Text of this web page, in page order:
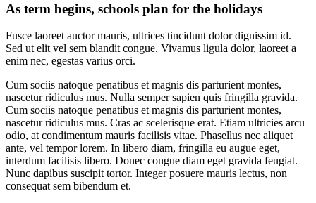
As term begins, schools plan for the holidays
Fusce laoreet auctor mauris, ultrices tincidunt dolor dignissim id.
Sed ut elit vel sem blandit congue. Vivamus ligula dolor, laoreet a
enim nec, egestas varius orci.
Cum sociis natoque penatibus et magnis dis parturient montes,
nascetur ridiculus mus. Nulla semper sapien quis fringilla gravida.
Cum sociis natoque penatibus et magnis dis parturient montes,
nascetur ridiculus mus. Cras ac scelerisque erat. Etiam ultricies arcu
odio, at condimentum mauris facilisis vitae. Phasellus nec aliquet
ante, vel tempor lorem. In libero diam, fringilla eu augue eget,
interdum facilisis libero. Donec congue diam eget gravida feugiat.
Nunc dapibus suscipit tortor. Integer posuere mauris lectus, non
consequat sem bibendum et.